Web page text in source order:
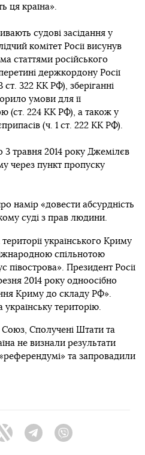
ця країна».
судові засідання у
комітет Росії висунув
статтями російського
держкордону Росії
ст. 322 КК РФ), зберіганні
умови для її
(ст. 224 КК РФ), а також у
(ч. 1 ст. 222 КК РФ).
травня 2014 року Джемілєв
через пункт пропуску
намір «довести абсурдність
суді з прав людини.
українського Криму
спільнотою
півострова». Президент Росії
2014 року одноосібно
Криму до складу РФ».
українську територію.
Сполучені Штати та
не визнали результати
та запровадили
Twitter TelegramViber